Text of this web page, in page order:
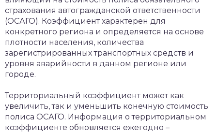
страхования автогражданской ответственности
(ОСАГО). Коэффициент характерен для
конкретного региона и определяется на основе
плотности населения, количества
зарегистрированных транспортных средств и
уровня аварийности в данном регионе или
городе.
Территориальный коэффициент может как
увеличить, так и уменьшить конечную стоимость
полиса ОСАГО. Информация о территориальном
коэффициенте обновляется ежегодно –